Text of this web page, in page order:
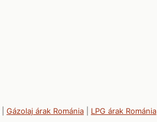
Gázolaj árak Románia LPG árak Románia